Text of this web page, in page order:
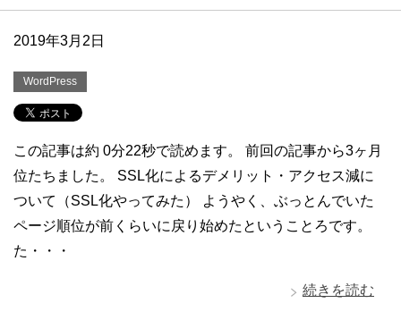
2019年3月2日
WordPress
この記事は約 0分22秒で読めます。 前回の記事から3ヶ月
位たちました。 SSL化によるデメリット・アクセス減に
ついて（SSL化やってみた） ようやく、ぶっとんでいた
ページ順位が前くらいに戻り始めたということろです。
た・・・
続きを読む